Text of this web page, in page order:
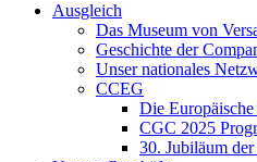
Ausgleich
Das Museum von
Geschichte der
Unser nationales
CCEG
Die
CGC 2025
30. Jubiläum